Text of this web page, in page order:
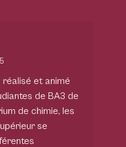
et animé
de BA3 de
de chimie, les
se